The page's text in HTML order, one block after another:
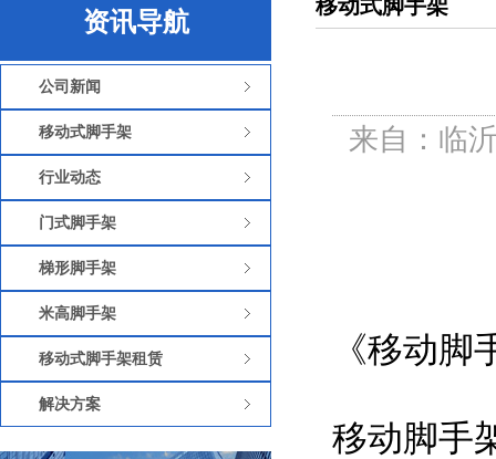
资讯导航
公司新闻
移动式脚手架
行业动态
门式脚手架
梯形脚手架
米高脚手架
移动式脚手架租赁
解决方案
移动式脚手架
来自：临
《移动
移动脚手